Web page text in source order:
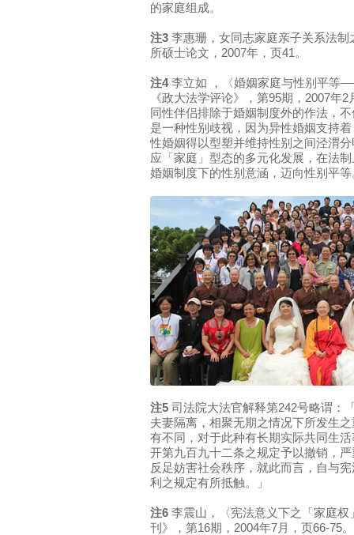
的家庭组成。
注3 李惠珊，女同志家庭亲子关系法
所硕士论文，2007年，页41。
注4李立如 ，〈婚姻家庭与性别平等
《政大法学评论》，第95期，2007年
同性伴侣排除于婚姻制度外的作法，
是一种性别歧视，因为异性婚姻支持
性婚姻得以型塑并维持性别之间泾渭
应「家庭」型态的多元化发展，在法
婚姻制度下的性别意涵，迈向性别平等
注5 司法院大法官解释第242号略谓
夫妻隔离，相聚无期之情况下所发生
有不同，对于此种有长期实际共同生
开第九百九十二条之规定予以撤销，
反足妨害社会秩序，就此而言，自与
利之规定有所抵触。」
注6 李震山，〈宪法意义下之「家庭
刊》，第16期，2004年7月，页66-75。